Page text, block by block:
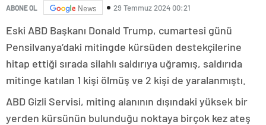
ABONE OL News 29 Temmuz 2024 00:21
Eski ABD Başkanı Donald Trump, cumartesi günü
Pensilvanya’daki mitingde kürsüden destekçilerine
hitap ettiği sırada silahlı saldırıya uğramış, saldırıda
mitinge katılan 1 kişi ölmüş ve 2 kişi de yaralanmıştı.
ABD Gizli Servisi, miting alanının dışındaki yüksek bir
yerden kürsünün bulunduğu noktaya birçok kez ateş